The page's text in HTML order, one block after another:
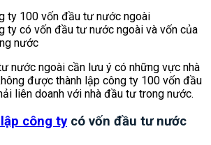
ty 100 vốn đầu tư nước ngoài
ty có vốn đầu tư nước ngoài và vốn của
nước
nước ngoài cần lưu ý có những vực nhà
được thành lập công ty 100 vốn đầu
liên doanh với nhà đầu tư trong nước.
công tycó vốn đầu tư nước